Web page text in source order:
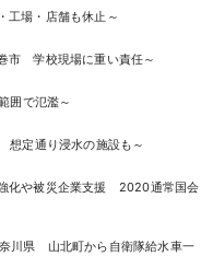
場・店舗も休止～
市 学校現場に重い責任～
囲で氾濫～
定通り浸水の施設も～
化や被災企業支援 2020通常国会
川県 山北町から自衛隊給水車一